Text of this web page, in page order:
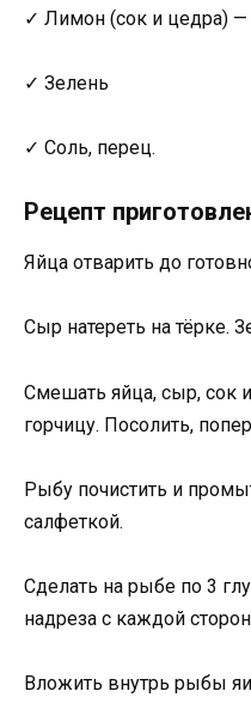
✓ Лимон (сок и цедра) —
✓ Зелень
✓ Соль, перец.
Рецепт
Яйца отварить до
Сыр натереть на тёрке.
Смешать яйца, сыр, сок
горчицу. Посолить,
Рыбу почистить и
салфеткой.
Сделать на рыбе по 3
надреза с каждой
Вложить внутрь рыбы